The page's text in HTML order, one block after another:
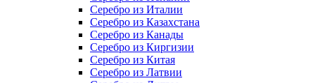
Серебро из Италии
Серебро из Казахстана
Серебро из Канады
Серебро из Киргизии
Серебро из Китая
Серебро из Латвии